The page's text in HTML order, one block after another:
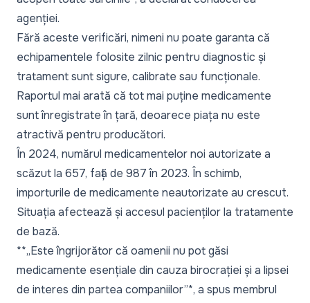
agenției.
Fără aceste verificări, nimeni nu poate garanta că
echipamentele folosite zilnic pentru diagnostic și
tratament sunt sigure, calibrate sau funcționale.
Raportul mai arată că tot mai puține medicamente
sunt înregistrate în țară, deoarece piața nu este
atractivă pentru producători.
În 2024, numărul medicamentelor noi autorizate a
scăzut la 657, față de 987 în 2023. În schimb,
importurile de medicamente neautorizate au crescut.
Situația afectează și accesul pacienților la tratamente
de bază.
**„Este îngrijorător că oamenii nu pot găsi
medicamente esențiale din cauza birocrației și a lipsei
de interes din partea companiilor”*, a spus membrul